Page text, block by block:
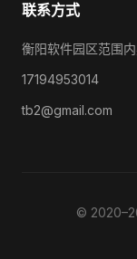
联系方式
衡阳软件园区范围
17194953014
tb2@gmail.com
©